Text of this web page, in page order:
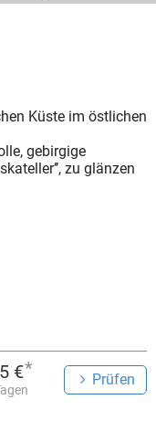
Küste im östlichen
gebirgige
zu glänzen
€*
Prüfen